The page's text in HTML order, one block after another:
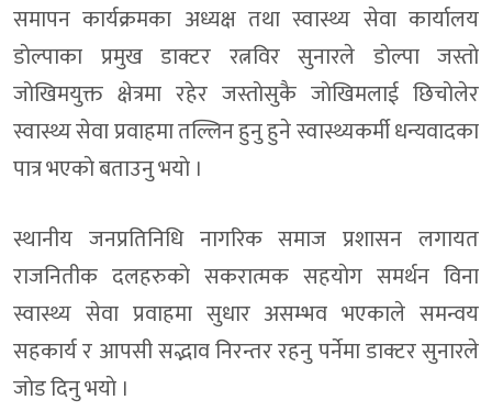
समापन कार्यक्रमका अध्यक्ष तथा स्वास्थ्य सेवा कार्यालय
डाेल्पाका प्रमुख डाक्टर रत्नविर सुनारले डाेल्पा जस्ताे
जाेखिमयुक्त क्षेत्रमा रहेर जस्ताेसुकै जाेखिमलाई छिचाेलेर
स्वास्थ्य सेवा प्रवाहमा तल्लिन हुनु हुने स्वास्थ्यकर्मी धन्यवादका
पात्र भएकाे बताउनु भयाे ।
स्थानीय जनप्रतिनिधि नागरिक समाज प्रशासन लगायत
राजनितीक दलहरुकाे सकरात्मक सहयाेग समर्थन विना
स्वास्थ्य सेवा प्रवाहमा सुधार असम्भव भएकाले समन्वय
सहकार्य र आपसी सद्भाव निरन्तर रहनु पर्नेमा डाक्टर सुनारले
जाेड दिनु भयाे ।